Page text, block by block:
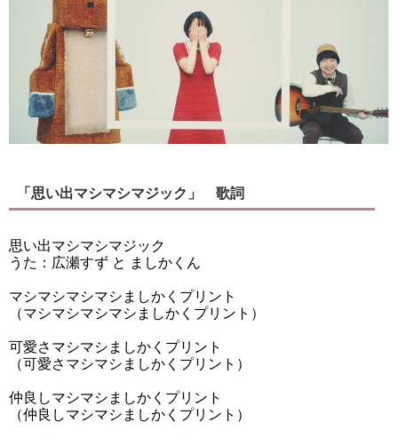
「思い出マシマシマジック」 歌詞
思い出マシマシマジック
うた：広瀬すず と ましかくん
マシマシマシマシましかくプリント
（マシマシマシマシましかくプリント）
可愛さマシマシましかくプリント
（可愛さマシマシましかくプリント）
仲良しマシマシましかくプリント
（仲良しマシマシましかくプリント）